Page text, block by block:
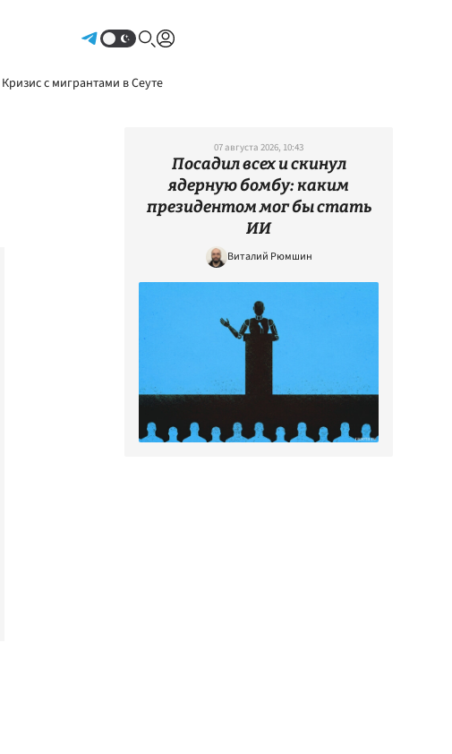
Кризис с мигрантами в Сеуте
07 августа 2026, 10:43
Посадил всех и скинул
ядерную бомбу: каким
президентом мог бы стать
ИИ
Виталий Рюмшин